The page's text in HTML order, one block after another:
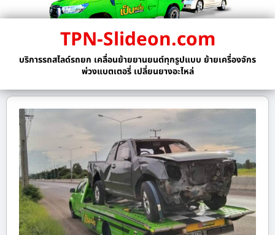
TPN-Slideon.com
บริการรถสไลด์รถยก เคลื่อนย้ายยานยนต์ทุกรูปแบบ ย้ายเครื่องจักร
พ่วงแบตเตอรี่ เปลี่ยนยางอะไหล่